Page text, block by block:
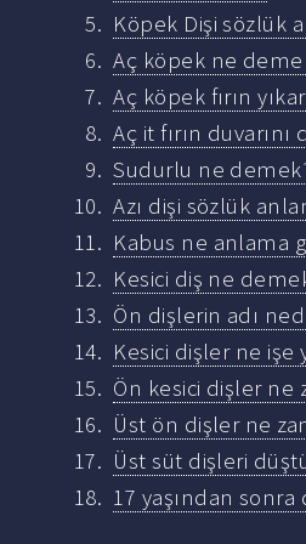
Köpek Dişi sözlük
Aç köpek ne
Aç köpek fırın
Aç it fırın
Sudurlu ne
Azı dişi sözlük
Kabus ne anlama
Kesici diş ne
Ön dişlerin adı
Kesici dişler ne işe
Ön kesici dişler ne
Üst ön dişler ne
Üst süt dişleri
17 yaşından sonra